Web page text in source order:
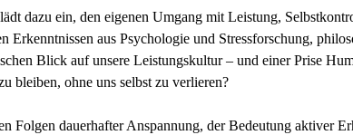
dazu ein, den eigenen Umgang mit Leistung,
Erkenntnissen aus Psychologie und Stressforschung,
Blick auf unsere Leistungskultur – und einer Prise
bleiben, ohne uns selbst zu verlieren?
Folgen dauerhafter Anspannung, der Bedeutung aktiver